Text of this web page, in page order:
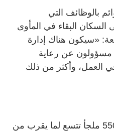
بالوظائف التي
السكان البقاء في المأوى
«سيكون هناك إدارة
عن رعاية
في العمل، وأكثر من ذلك
في هلسنكي وحدها يوجد 5500 ملجأ تتسع لما يقرب من